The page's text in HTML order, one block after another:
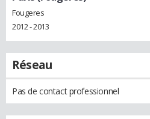
Fougeres
2012 - 2013
Réseau
Pas de contact professionnel